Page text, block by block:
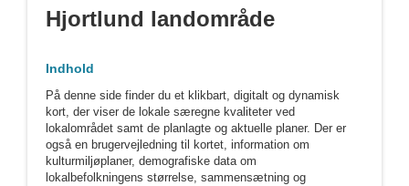
Hjortlund landområde
Indhold
På denne side finder du et klikbart, digitalt og dynamisk
kort, der viser de lokale særegne kvaliteter ved
lokalområdet samt de planlagte og aktuelle planer. Der er
også en brugervejledning til kortet, information om
kulturmiljøplaner, demografiske data om
lokalbefolkningens størrelse, sammensætning og